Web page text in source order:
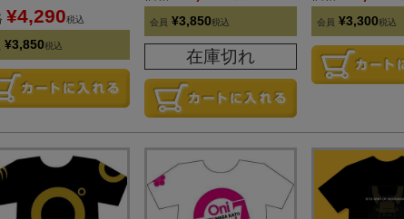
¥4,290税込
¥3,850税込
会員 ¥3,850税込
在庫切れ
会員 ¥3,300税込